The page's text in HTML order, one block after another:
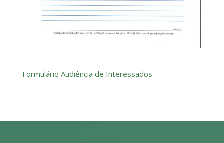
Formulário Audiência de Interessados